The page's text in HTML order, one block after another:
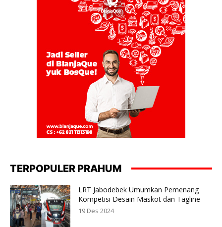
TERPOPULER PRAHUM
LRT Jabodebek Umumkan Pemenang
Kompetisi Desain Maskot dan Tagline
19 Des 2024